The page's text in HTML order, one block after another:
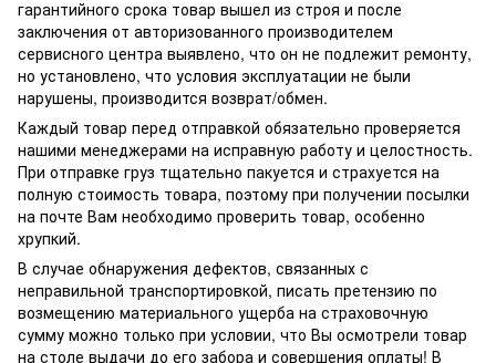
гарантийного срока товар вышел из строя и после
заключения от авторизованного производителем
сервисного центра выявлено, что он не подлежит ремонту,
но установлено, что условия эксплуатации не были
нарушены, производится возврат/обмен.
Каждый товар перед отправкой обязательно проверяется
нашими менеджерами на исправную работу и целостность.
При отправке груз тщательно пакуется и страхуется на
полную стоимость товара, поэтому при получении посылки
на почте Вам необходимо проверить товар, особенно
хрупкий.
В случае обнаружения дефектов, связанных с
неправильной транспортировкой, писать претензию по
возмещению материального ущерба на страховочную
сумму можно только при условии, что Вы осмотрели товар
на столе выдачи до его забора и совершения оплаты! В